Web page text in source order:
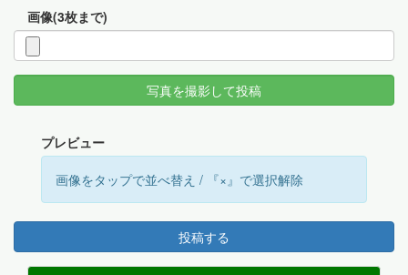
画像(3枚まで)
写真を撮影して投稿
プレビュー
画像をタップで並べ替え / 『×』で選択解除
投稿する